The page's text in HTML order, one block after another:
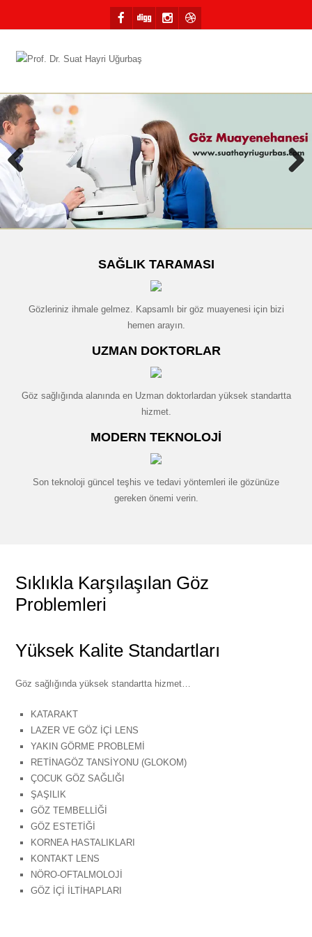
Previous
SAĞLIK TARAMASI
Gözleriniz ihmale gelmez. Kapsamlı bir göz muayenesi için bizi
hemen arayın.
UZMAN DOKTORLAR
Göz sağlığında alanında en Uzman doktorlardan yüksek standartta
hizmet.
MODERN TEKNOLOJI
Son teknoloji güncel teşhis ve tedavi yöntemleri ile gözünüze
gereken önemi verin.
Sıklıkla Karşılaşılan Göz
Problemleri
Yüksek Kalite Standartları
Göz sağlığında yüksek standartta hizmet…
KATARAKT
LAZER VE GÖZ İÇİ LENS
YAKIN GÖRME PROBLEMİ
RETİNAGÖZ TANSİYONU (GLOKOM)
ÇOCUK GÖZ SAĞLIĞI
ŞAŞILIK
GÖZ TEMBELLİĞİ
GÖZ ESTETİĞİ
KORNEA HASTALIKLARI
KONTAKT LENS
NÖRO-OFTALMOLOJİ
GÖZ İÇİ İLTİHAPLARI